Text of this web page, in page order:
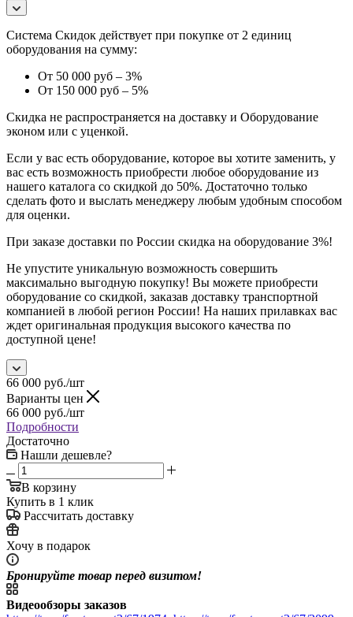
Система Скидок действует при покупке от 2 единиц
оборудования на сумму:
От 50 000 руб – 3%
От 150 000 руб – 5%
Скидка не распространяется на доставку и Оборудование
эконом или с уценкой.
Если у вас есть оборудование, которое вы хотите заменить, у
вас есть возможность приобрести любое оборудование из
нашего каталога со скидкой до 50%. Достаточно только
сделать фото и выслать менеджеру любым удобным способом
для оценки.
При заказе доставки по России скидка на оборудование 3%!
Не упустите уникальную возможность совершить
максимально выгодную покупку! Вы можете приобрести
оборудование со скидкой, заказав доставку транспортной
компанией в любой регион России! На наших прилавках вас
ждет оригинальная продукция высокого качества по
доступной цене!
66 000 руб./шт
Варианты цен
66 000 руб./шт
Подробности
Достаточно
Нашли дешевле?
В корзину
Купить в 1 клик
Рассчитать доставку
Хочу в подарок
Бронируйте товар перед визитом!
Видеообзоры заказов